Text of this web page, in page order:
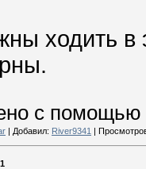
ходить в
с помощью
| Добавил: River9341 |
1